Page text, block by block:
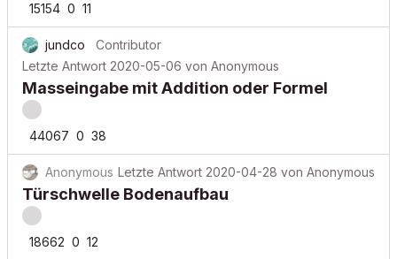
15154 0 11
jundco
Contributor
Letzte Antwort 2020-05-06 von Anonymous
Masseingabe mit Addition oder Formel
44067 0 38
Anonymous Letzte Antwort 2020-04-28 von Anonymous
Türschwelle Bodenaufbau
18662 0 12